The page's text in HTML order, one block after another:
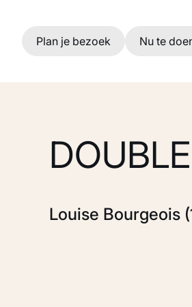
Ga naar hoofdinhoud
Plan je bezoek Nu te
Louise Bourgeois